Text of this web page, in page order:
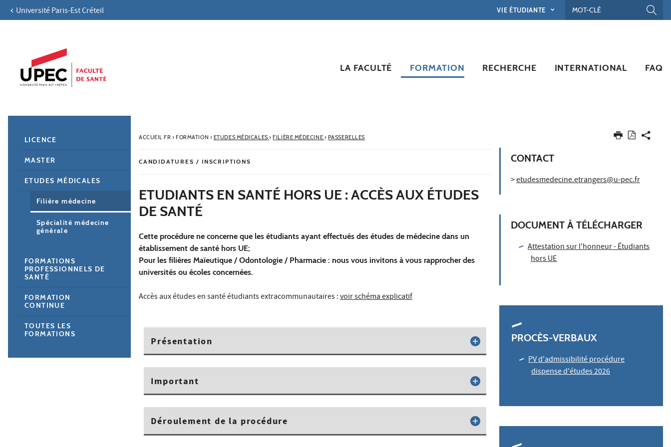
Aller au contenu
Navigation secondaire
Université Paris-Est Créteil VIE ÉTUDIANTE
LA FACULTÉ FORMATION RECHERCHE INTERNATIONAL FAQ
ACCUEIL FR› FORMATION › ETUDES MÉDICALES› FILIÈRE MÉDECINE › PASSERELLES
CANDIDATURES / INSCRIPTIONS
ETUDIANTS EN SANTÉ HORS UE : ACCÈS AUX ÉTUDES
DE SANTÉ
Cette procédure ne concerne que les étudiants ayant effectués des études de médecine dans un
établissement de santé hors UE;
Pour les filières Maïeutique / Odontologie / Pharmacie : nous vous invitons à vous rapprocher des
universités ou écoles concernées.
Accès aux études en santé étudiants extracommunautaires :voir schéma explicatif
Présentation
Important
Déroulement de la procédure
CONTACT
>etudesmedecine.etrangers@u-pec.fr
DOCUMENT À TÉLÉCHARGER
Attestation sur l'honneur - Étudiants
hors UE
PROCÈS-VERBAUX
PV d'admissibilité procédure
dispense d'études 2026
LICENCE
MASTER
ETUDES MÉDICALES
Filière médecine
Spécialité médecine
générale
FORMATIONS
PROFESSIONNELS DE
SANTÉ
FORMATION
CONTINUE
TOUTES LES
FORMATIONS